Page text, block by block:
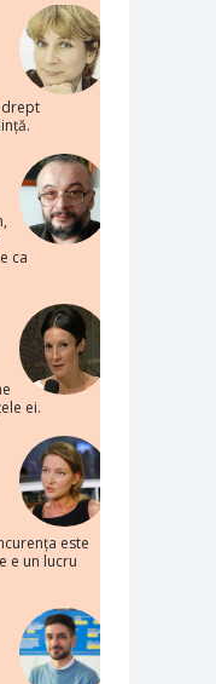
drept
ca
ei.
este
e un lucru